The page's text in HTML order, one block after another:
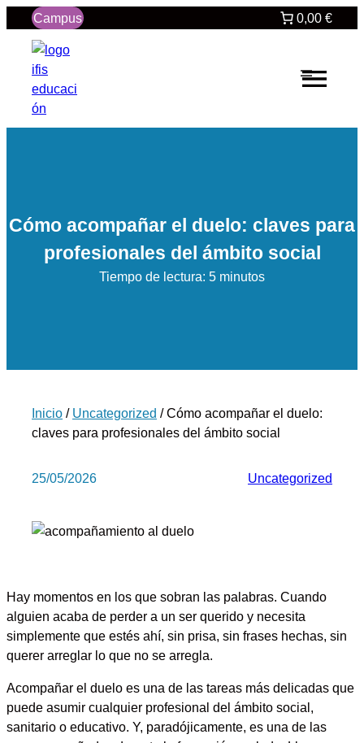
Saltar
contenido
Campus 0,00 €
Cómo acompañar el duelo: claves para
profesionales del ámbito social
Tiempo de lectura: 5 minutos
Inicio / Uncategorized / Cómo acompañar el duelo:
claves para profesionales del ámbito social
25/05/2026 Uncategorized
Hay momentos en los que sobran las palabras. Cuando
alguien acaba de perder a un ser querido y necesita
simplemente que estés ahí, sin prisa, sin frases hechas, sin
querer arreglar lo que no se arregla.
Acompañar el duelo es una de las tareas más delicadas que
puede asumir cualquier profesional del ámbito social,
sanitario o educativo. Y, paradójicamente, es una de las